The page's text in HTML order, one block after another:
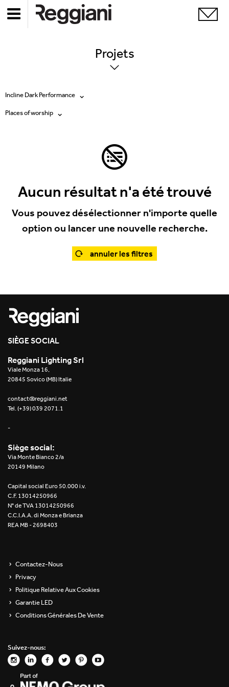
Projets
Incline Dark Performance
Tous les produits
Mood Evo
Traceline System
Trybeca Système
Yori Surface Base
Yori Surface/Pendant
Envios IP66
Incline Dark Performance
Mosaico Easy-IOS
Re Low LED
Roll IOS
Unit 1X
Unit Channel
Unit Round
Yori Evo 48V
Yori Evo Box
Places of worship
Office
Retail
Showrooms
Aucun résultat n'a été trouvé
Vous pouvez désélectionner n'importe quelle
option ou lancer une nouvelle recherche.
annuler les filtres
SIÈGE SOCIAL
Reggiani Lighting Srl
Viale Monza 16,
20845 Sovico (MB) Italie
contact@reggiani.net
Tel. (+39) 039 2071.1
-
Siège social:
Via Monte Bianco 2/a
20149 Milano
Capital social Euro 50.000 i.v.
C.F. 13014250966
N° de TVA 13014250966
C.C.I.A.A. di Monza e Brianza
REA MB - 2698403
Contactez-Nous
Privacy
Politique Relative Aux Cookies
Garantie LED
Conditions Générales De Vente
Suivez-nous: